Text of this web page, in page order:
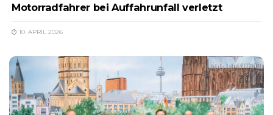
Motorradfahrer bei Auffahrunfall verletzt
10. APRIL 2026